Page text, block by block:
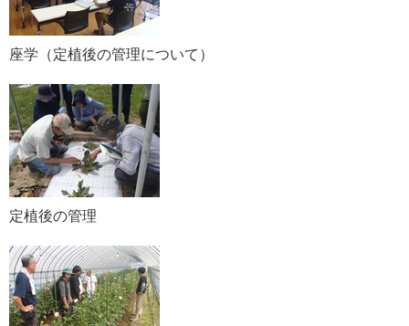
座学（定植後の管理について）
定植後の管理